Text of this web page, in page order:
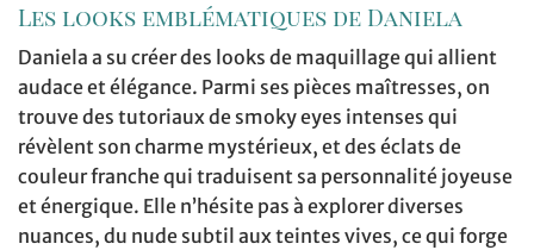
Les looks emblématiques de Daniela
Daniela a su créer des looks de maquillage qui allient
audace et élégance. Parmi ses pièces maîtresses, on
trouve des tutoriaux de smoky eyes intenses qui
révèlent son charme mystérieux, et des éclats de
couleur franche qui traduisent sa personnalité joyeuse
et énergique. Elle n’hésite pas à explorer diverses
nuances, du nude subtil aux teintes vives, ce qui forge